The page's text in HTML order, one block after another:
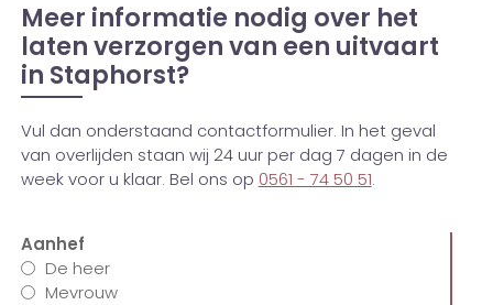
Meer informatie nodig over het
laten verzorgen van een uitvaart
in Staphorst?
Vul dan onderstaand contactformulier. In het geval
van overlijden staan wij 24 uur per dag 7 dagen in de
week voor u klaar. Bel ons op 0561 - 74 50 51.
Aanhef
De heer
Mevrouw